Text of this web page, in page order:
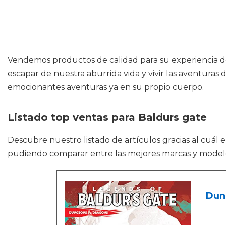
Vendemos productos de calidad para su experiencia
escapar de nuestra aburrida vida y vivir las
emocionantes aventuras ya en su propio cuerpo.
Listado top ventas para Baldurs gate
Descubre nuestro listado de artículos gracias al cuál
pudiendo comparar entre las mejores marcas y